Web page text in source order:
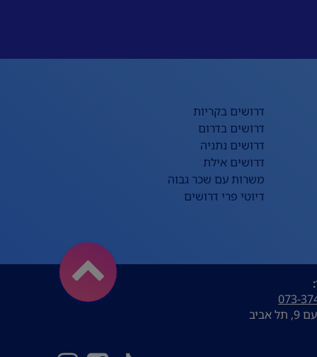
דרושים בקריות
דרושים בדרום
דרושים נתניה
דרושים אילת
משרות עם שכר גבוה
דיוטי פרי דרושים
073-